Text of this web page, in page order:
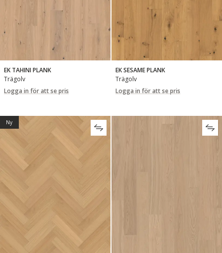
EK TAHINI PLANK
Trägolv
Logga in för att se pris
EK SESAME PLANK
Trägolv
Logga in för att se pris
Ny